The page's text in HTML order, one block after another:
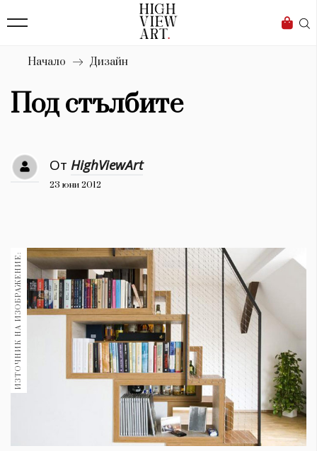
Бизнес
Мода
Dialogue
Изкуство
Красота
Дизайн
1272
Книги 1188
30+ 1970
Гурме 1710
Начало Дизайн
Под стълбите
От HighViewArt
23 юни 2012
ИЗТОЧНИК НА ИЗОБРАЖЕНИЕ: